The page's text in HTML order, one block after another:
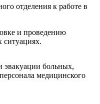
отделения к работе в
и проведению
эвакуации больных,
медицинского